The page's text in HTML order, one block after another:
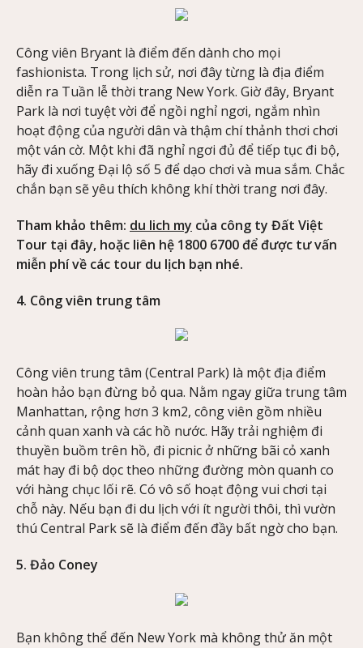
Công viên Bryant là điểm đến dành cho mọi
fashionista. Trong lịch sử, nơi đây từng là địa điểm
diễn ra Tuần lễ thời trang New York. Giờ đây, Bryant
Park là nơi tuyệt vời để ngồi nghỉ ngơi, ngắm nhìn
hoạt động của người dân và thậm chí thảnh thơi chơi
một ván cờ. Một khi đã nghỉ ngơi đủ để tiếp tục đi bộ,
hãy đi xuống Đại lộ số 5 để dạo chơi và mua sắm. Chắc
chắn bạn sẽ yêu thích không khí thời trang nơi đây.
Tham khảo thêm: du lich my của công ty Đất Việt
Tour tại đây, hoặc liên hệ 1800 6700 để được tư vấn
miễn phí về các tour du lịch bạn nhé.
4. Công viên trung tâm
Công viên trung tâm (Central Park) là một địa điểm
hoàn hảo bạn đừng bỏ qua. Nằm ngay giữa trung tâm
Manhattan, rộng hơn 3 km2, công viên gồm nhiều
cảnh quan xanh và các hồ nước. Hãy trải nghiệm đi
thuyền buồm trên hồ, đi picnic ở những bãi cỏ xanh
mát hay đi bộ dọc theo những đường mòn quanh co
với hàng chục lối rẽ. Có vô số hoạt động vui chơi tại
chỗ này. Nếu bạn đi du lịch với ít người thôi, thì vườn
thú Central Park sẽ là điểm đến đầy bất ngờ cho bạn.
5. Đảo Coney
Bạn không thể đến New York mà không thử ăn một